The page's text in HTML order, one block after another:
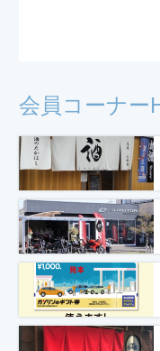
会員コーナー